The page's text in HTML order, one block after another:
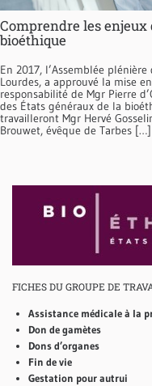
Comprendre les enjeux
bioéthique
En 2017, l’Assemblée
Lourdes, a approuvé la mise
responsabilité de Mgr Pierre
des États généraux de la
travailleront Mgr Hervé
Brouwet, évêque de Tarbes […]
FICHES DU GROUPE DE
Assistance médicale à la
Don de gamètes
Dons d’organes
Fin de vie
Gestation pour autrui